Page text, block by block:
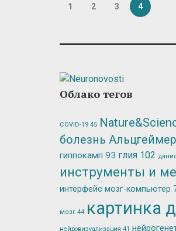
1 2 3 4
Облако тегов
COVID-19 45
болезнь
гиппокамп 93 глия 102
инструменты и
интерфейс мозг-компьютер
мозг 44 картинка
нейровизуализация 41